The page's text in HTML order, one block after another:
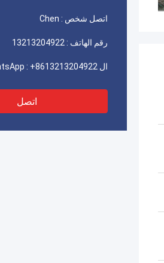
اتصل شخص : Chen
رقم الهاتف : 13213204922
ال WhatsApp : +8613213204922
اتصل